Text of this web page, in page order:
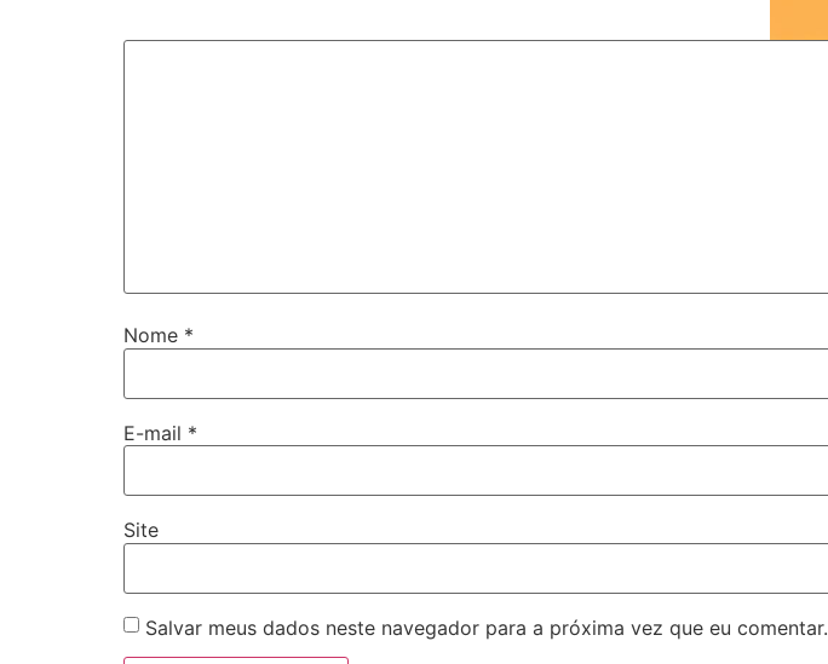
Nome *
E-mail *
Site
Salvar meus dados neste navegador para a próxima vez que eu comentar.